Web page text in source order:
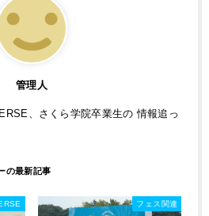
管理人
、さくら学院卒業生の 情報追っ
フェス関連